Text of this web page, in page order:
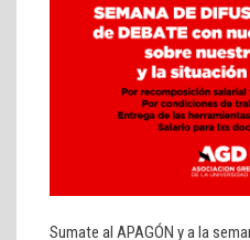
Sumate al APAGÓN y a la